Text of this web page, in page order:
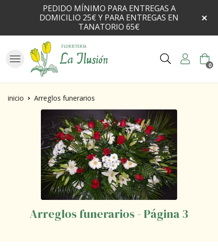
PEDIDO MÍNIMO PARA ENTREGAS A
DOMICILIO 25€ Y PARA ENTREGAS EN
TANATORIO 65€
Buscar 0
inicio Arreglos funerarios
Arreglos funerarios - Página 3